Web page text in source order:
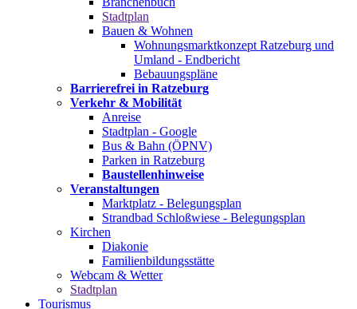
Stadtplan
Bauen & Wohnen
Wohnungsmarktkonzept Ratzeburg und
Umland - Endbericht
Bebauungspläne
Barrierefrei in Ratzeburg
Verkehr & Mobilität
Anreise
Stadtplan - Google
Bus & Bahn (ÖPNV)
Parken in Ratzeburg
Baustellenhinweise
Veranstaltungen
Marktplatz - Belegungsplan
Strandbad Schloßwiese - Belegungsplan
Kirchen
Diakonie
Familienbildungsstätte
Webcam & Wetter
Stadtplan
Tourismus